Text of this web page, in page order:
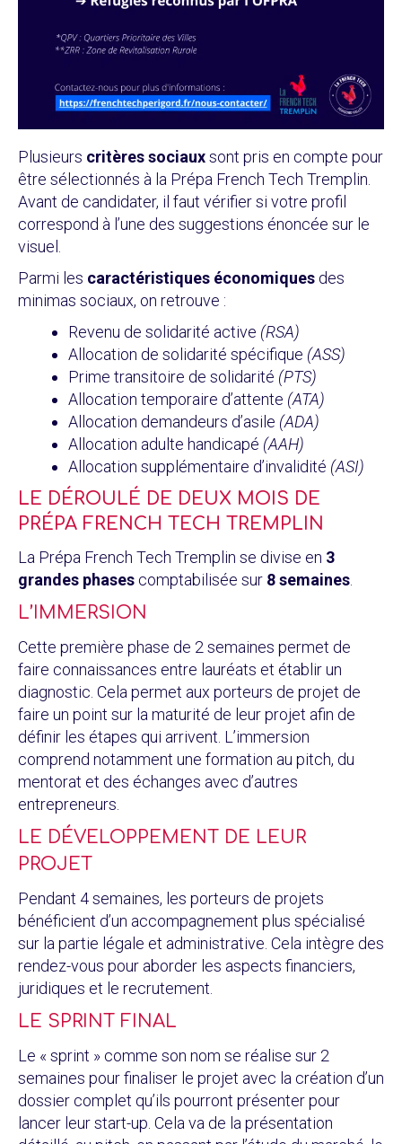
Plusieurs critères sociauxsont pris en compte pour
être sélectionnés à la Prépa French Tech Tremplin.
Avant de candidater, il faut vérifier si votre profil
correspond à l’une des suggestions énoncée sur le
visuel.
Parmi les caractéristiques économiques des
minimas sociaux, on retrouve :
Revenu de solidarité active (RSA)
Allocation de solidarité spécifique (ASS)
Prime transitoire de solidarité (PTS)
Allocation temporaire d’attente (ATA)
Allocation demandeurs d’asile (ADA)
Allocation adulte handicapé (AAH)
Allocation supplémentaire d’invalidité (ASI)
LE DÉROULÉ DE DEUX MOIS DE
PRÉPA FRENCH TECH TREMPLIN
La Prépa French Tech Tremplin se divise en 3
grandes phases comptabilisée sur 8 semaines
L’IMMERSION
Cette première phase de 2 semaines permet de
faire connaissances entre lauréats et établir un
diagnostic. Cela permet aux porteurs de projet de
faire un point sur la maturité de leur projet afin de
définir les étapes qui arrivent. L’immersion
comprend notamment une formation au pitch, du
mentorat et des échanges avec d’autres
entrepreneurs.
LE DÉVELOPPEMENT DE LEUR
PROJET
Pendant 4 semaines, les porteurs de projets
bénéficient d’un accompagnement plus spécialisé
sur la partie légale et administrative. Cela intègre des
rendez-vous pour aborder les aspects financiers,
juridiques et le recrutement.
LE SPRINT FINAL
Le « sprint » comme son nom se réalise sur 2
semaines pour finaliser le projet avec la création d’un
dossier complet qu’ils pourront présenter pour
lancer leur start-up. Cela va de la présentation